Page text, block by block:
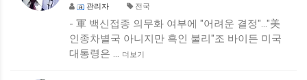
관리자 전국
- 軍 백신접종 의무화 여부에 "어려운 결정"…"美
인종차별국 아니지만 흑인 불리"조 바이든 미국
대통령은 … 더보기